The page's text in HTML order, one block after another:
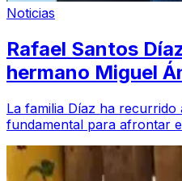
Noticias
Rafael Santos
hermano Miguel
La familia Díaz ha
fundamental para afrontar